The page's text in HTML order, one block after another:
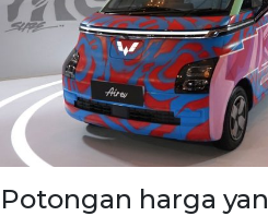
Potongan harga